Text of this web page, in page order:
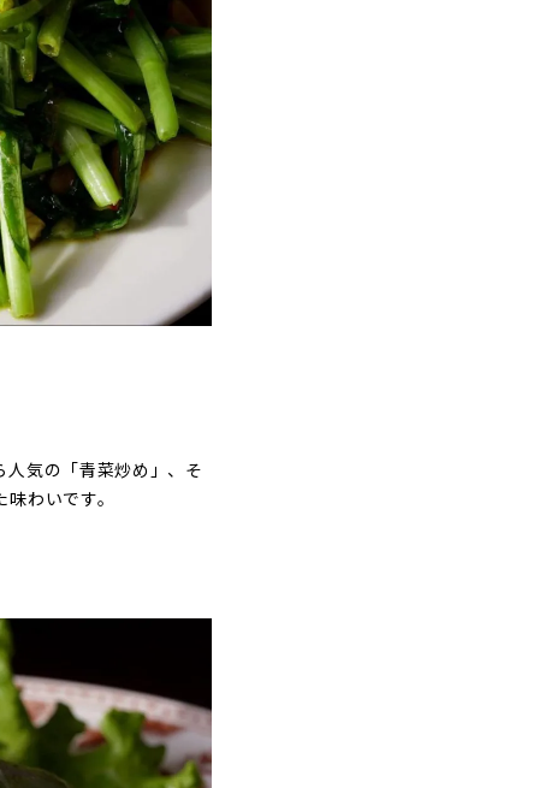
気の「青菜炒め」、そ
わいです。